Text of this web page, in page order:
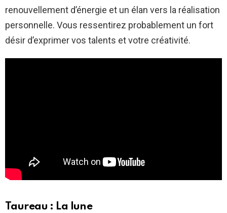
renouvellement d’énergie et un élan vers la réalisation
personnelle. Vous ressentirez probablement un fort
désir d’exprimer vos talents et votre créativité.
Taureau : La lune